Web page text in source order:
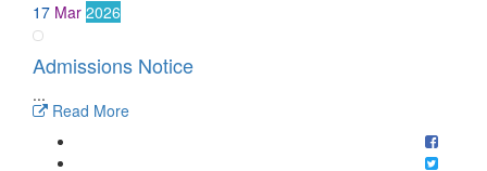
17 Mar 2026
Admissions Notice
...
Read More